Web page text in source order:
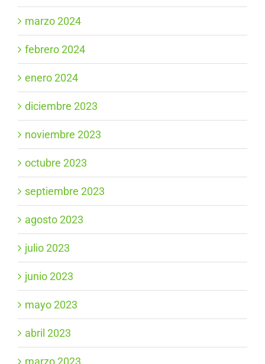
marzo 2024
febrero 2024
enero 2024
diciembre 2023
noviembre 2023
octubre 2023
septiembre 2023
agosto 2023
julio 2023
junio 2023
mayo 2023
abril 2023